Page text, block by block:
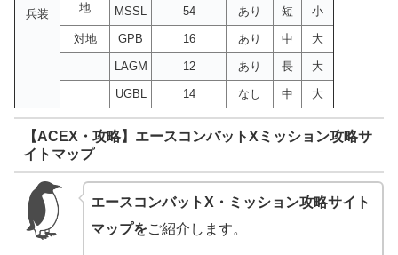
兵装
地
MSSL 54 あり 短 小
対地 GPB 16 あり 中 大
LAGM 12 あり 長 大
UGBL 14 なし 中 大
【ACEX・攻略】エースコンバットXミッション攻略サ
イトマップ
エースコンバットX・ミッション攻略サイト
マップをご紹介します。